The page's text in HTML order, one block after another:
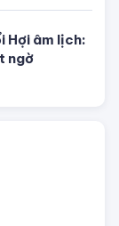
tiểu nhân